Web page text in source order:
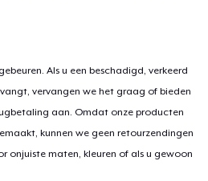
Als u een beschadigd, verkeerd
vervangen we het graag of bieden
aan. Omdat onze producten
kunnen we geen retourzendingen
onjuiste maten, kleuren of als u gewoon